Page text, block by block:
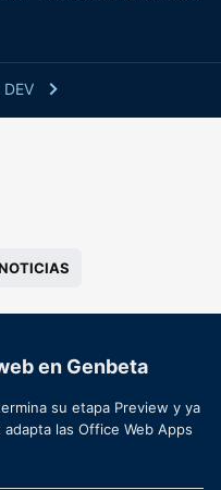
DEV
en Genbeta
su etapa Preview y ya
las Office Web Apps